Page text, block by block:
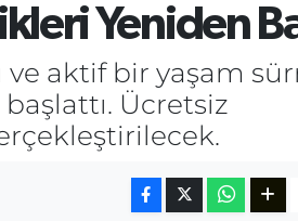
Yeniden
ve aktif bir yaşam
Ücretsiz